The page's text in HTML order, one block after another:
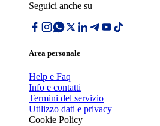
Seguici anche su
Area personale
Help e Faq
Info e contatti
Termini del servizio
Utilizzo dati e privacy
Cookie Policy